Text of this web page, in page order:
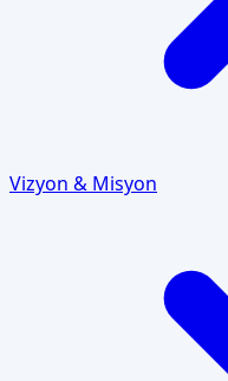
Vizyon & Misyon